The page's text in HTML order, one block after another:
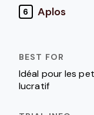
6 Aplos
Idéal pour les
lucratif